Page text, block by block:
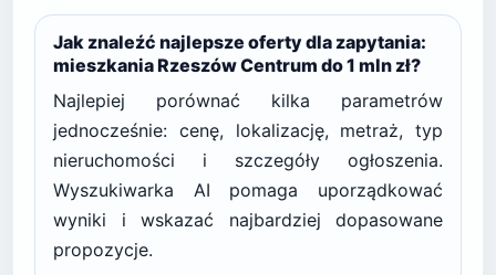
Jak znaleźć najlepsze oferty dla zapytania:
mieszkania Rzeszów Centrum do 1 mln zł?
Najlepiej porównać kilka parametrów
jednocześnie: cenę, lokalizację, metraż, typ
nieruchomości i szczegóły ogłoszenia.
Wyszukiwarka AI pomaga uporządkować
wyniki i wskazać najbardziej dopasowane
propozycje.